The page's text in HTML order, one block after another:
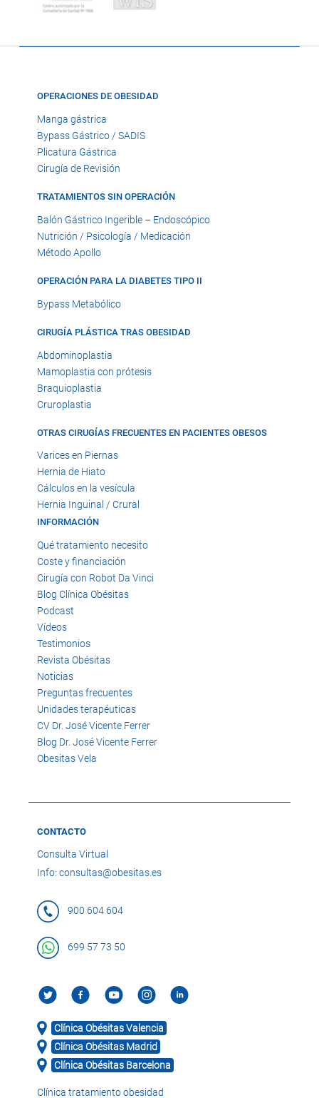
OPERACIONES DE OBESIDAD
Manga gástrica
Bypass Gástrico / SADIS
Plicatura Gástrica
Cirugía de Revisión
TRATAMIENTOS SIN OPERACIÓN
Balón Gástrico Ingerible – Endoscópico
Nutrición / Psicología / Medicación
Método Apollo
OPERACIÓN PARA LA DIABETES TIPO II
Bypass Metabólico
CIRUGÍA PLÁSTICA TRAS OBESIDAD
Abdominoplastia
Mamoplastia con prótesis
Braquioplastia
Cruroplastia
OTRAS CIRUGÍAS FRECUENTES EN PACIENTES OBESOS
Varices en Piernas
Hernia de Hiato
Cálculos en la vesícula
Hernia Inguinal / Crural
INFORMACIÓN
Qué tratamiento necesito
Coste y financiación
Cirugía con Robot Da Vinci
Blog Clínica Obésitas
Podcast
Vídeos
Testimonios
Revista Obésitas
Noticias
Preguntas frecuentes
Unidades terapéuticas
CV Dr. José Vicente Ferrer
Blog Dr. José Vicente Ferrer
Obesitas Vela
CONTACTO
Consulta Virtual
Info: consultas@obesitas.es
900 604 604
699 57 73 50
Clínica Obésitas Valencia
Clínica Obésitas Madrid
Clínica Obésitas Barcelona
Clínica tratamiento obesidad